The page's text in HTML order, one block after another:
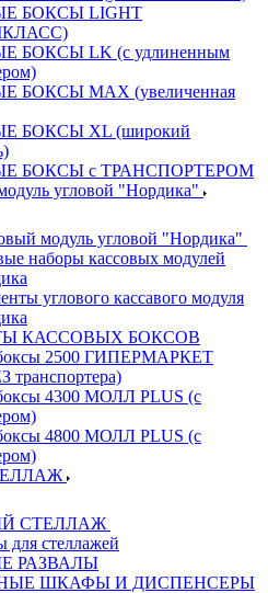
БОКСЫ LIGHT
БОКСЫ LK (с удлиненным
БОКСЫ MAX (увеличенная
БОКСЫ XL (широкий
БОКСЫ с ТРАНСПОРТЕРОМ
угловой "Нордика"
модуль угловой "Нордика"
наборы кассовых модулей
углового кассавого модуля
КАССОВЫХ БОКСОВ
2500 ГИПЕРМАРКЕТ
транспортера)
4300 МОЛЛ PLUS (с
4800 МОЛЛ PLUS (с
СТЕЛЛАЖ
для стеллажей
РАЗВАЛЫ
ШКАФЫ И ДИСПЕНСЕРЫ